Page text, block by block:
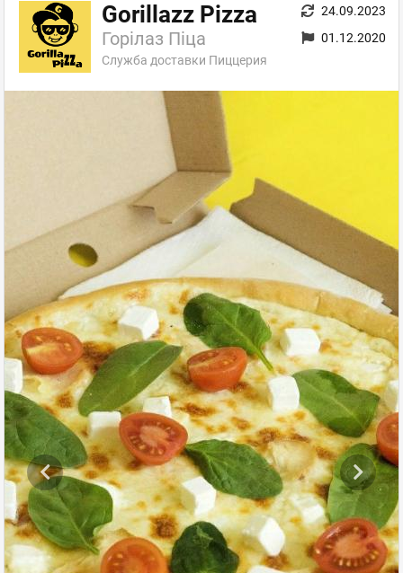
Gorillazz Pizza
Горілаз Піца
Служба доставки Пиццерия
24.09.2023
01.12.2020